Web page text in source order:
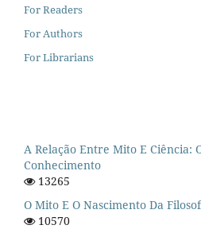
For Readers
For Authors
For Librarians
A Relação Entre Mito E Ciência:
Conhecimento
13265
O Mito E O Nascimento Da
10570